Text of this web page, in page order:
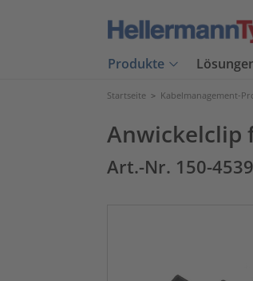
Produkte
Startseite > Kabelmanagement-
Anwickelclip
Art.-Nr. 150-